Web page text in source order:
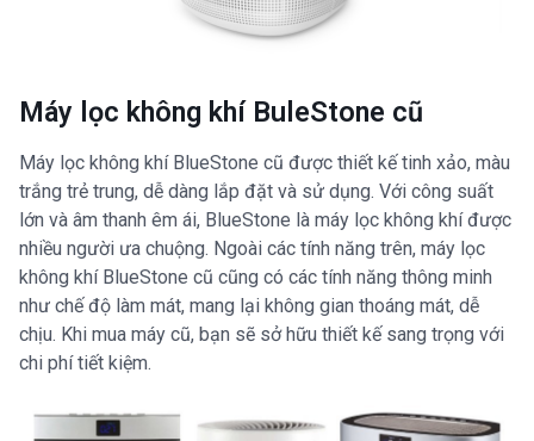
Máy lọc không khí BuleStone cũ
Máy lọc không khí BlueStone cũ được thiết kế tinh xảo, màu
trắng trẻ trung, dễ dàng lắp đặt và sử dụng. Với công suất
lớn và âm thanh êm ái, BlueStone là máy lọc không khí được
nhiều người ưa chuộng. Ngoài các tính năng trên, máy lọc
không khí BlueStone cũ cũng có các tính năng thông minh
như chế độ làm mát, mang lại không gian thoáng mát, dễ
chịu. Khi mua máy cũ, bạn sẽ sở hữu thiết kế sang trọng với
chi phí tiết kiệm.